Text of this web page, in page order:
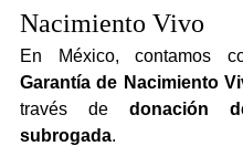
Nacimiento Vivo
En México, contamos
Garantía de Nacimiento
través de donación
subrogada.